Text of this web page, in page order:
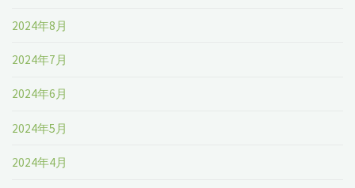
2024年8月
2024年7月
2024年6月
2024年5月
2024年4月